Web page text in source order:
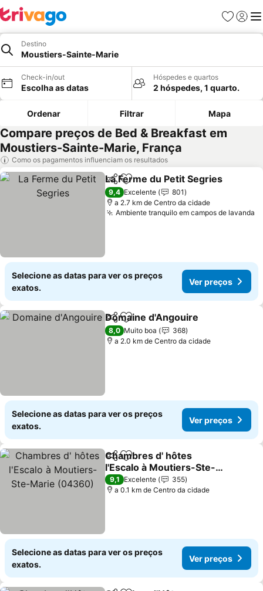
Favoritos
Iniciar
Destino
Moustiers-Sainte-Marie
Check-in/out
Escolha as datas
Hóspedes e quartos
2 hóspedes, 1 quarto.
Ordenar Filtrar Mapa
Compare preços de Bed & Breakfast em
Moustiers-Sainte-Marie, França
Como os pagamentos influenciam os resultados
PartilharAdicionar aos favoritos
La Ferme du Petit Segries
9,4 Excelente
801
a 2.7 km de Centro da cidade
Ambiente tranquilo em campos de lavanda
Selecione as datas para ver os preços
exatos.
Ver preços
PartilharAdicionar aos favoritos
Domaine d'Angouire
8,0 Muito boa
368
a 2.0 km de Centro da cidade
Selecione as datas para ver os preços
exatos.
Ver preços
PartilharAdicionar aos favoritos
Chambres d' hôtes
l'Escalo à Moutiers-Ste-
Marie (04360)
9,1 Excelente
355
a 0.1 km de Centro da cidade
Selecione as datas para ver os preços
exatos.
Ver preços